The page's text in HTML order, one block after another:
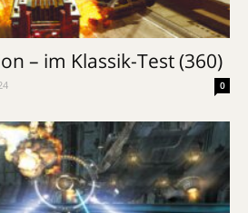
– im Klassik-Test (360)
0